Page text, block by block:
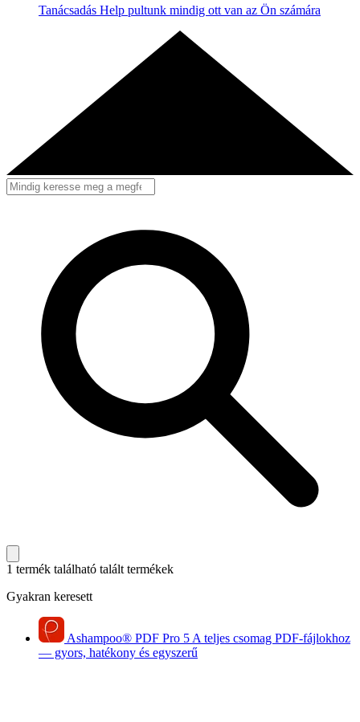
Tanácsadás Help pultunk mindig ott van az Ön számára
1 termék található talált termékek
Gyakran keresett
Ashampoo® PDF Pro 5 A teljes csomag PDF-fájlokhoz
— gyors, hatékony és egyszerű